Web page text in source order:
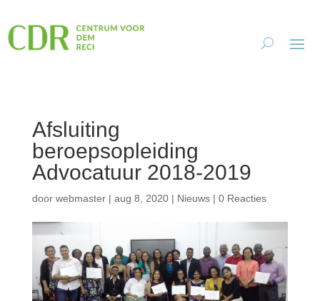
Afsluiting
beroepsopleiding
Advocatuur 2018-2019
door webmaster| aug 8, 2020| Nieuws| 0 Reacties